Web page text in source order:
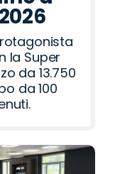
la Super
da 13.750
da 100